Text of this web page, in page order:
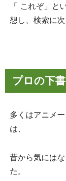
「 これぞ」と
想し、検索に次
プロの下
多くはアニメ
は、
昔から気には
た。